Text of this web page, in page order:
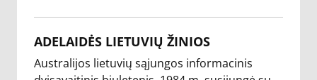
ADELAIDĖS LIETUVIŲ ŽINIOS
Australijos lietuvių sąjungos informacinis